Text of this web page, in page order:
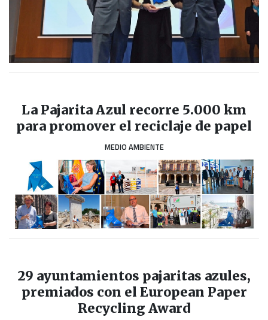
La Pajarita Azul recorre 5.000 km
para promover el reciclaje de papel
MEDIO AMBIENTE
29 ayuntamientos pajaritas azules,
premiados con el European Paper
Recycling Award